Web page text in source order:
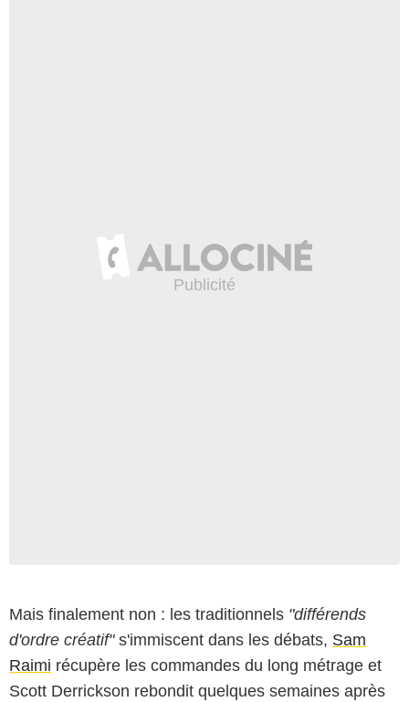
Mais finalement non : les traditionnels "différends
d'ordre créatif"s'immiscent dans les débats, Sam
Raimi récupère les commandes du long métrage et
Scott Derrickson rebondit quelques semaines après